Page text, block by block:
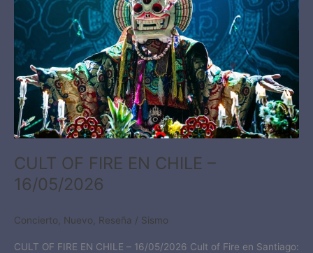
CULT OF FIRE EN CHILE –
16/05/2026​
Concierto Nuevo Reseña / Sismo
CULT OF FIRE EN CHILE – 16/05/2026 Cult of Fire en Santiago:
16/05/2026​